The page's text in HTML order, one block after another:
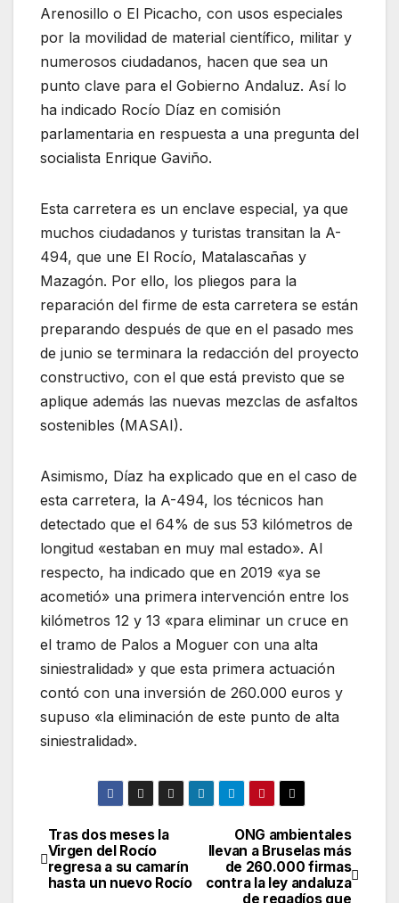
Arenosillo o El Picacho, con usos especiales
por la movilidad de material científico, militar y
numerosos ciudadanos, hacen que sea un
punto clave para el Gobierno Andaluz. Así lo
ha indicado Rocío Díaz en comisión
parlamentaria en respuesta a una pregunta del
socialista Enrique Gaviño.
Esta carretera es un enclave especial, ya que
muchos ciudadanos y turistas transitan la A-
494, que une El Rocío, Matalascañas y
Mazagón. Por ello, los pliegos para la
reparación del firme de esta carretera se están
preparando después de que en el pasado mes
de junio se terminara la redacción del proyecto
constructivo, con el que está previsto que se
aplique además las nuevas mezclas de asfaltos
sostenibles (MASAI).
Asimismo, Díaz ha explicado que en el caso de
esta carretera, la A-494, los técnicos han
detectado que el 64% de sus 53 kilómetros de
longitud «estaban en muy mal estado». Al
respecto, ha indicado que en 2019 «ya se
acometió» una primera intervención entre los
kilómetros 12 y 13 «para eliminar un cruce en
el tramo de Palos a Moguer con una alta
siniestralidad» y que esta primera actuación
contó con una inversión de 260.000 euros y
supuso «la eliminación de este punto de alta
siniestralidad».
Navegación
de
ONG ambientales
llevan a Bruselas más
de 260.000 firmas
contra la ley andaluza
de regadíos que
Tras dos meses la
Virgen del Rocío
regresa a su camarín
hasta un nuevo Rocío